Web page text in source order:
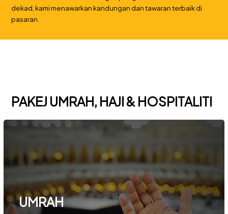
dekad, kami menawarkan kandungan dan tawaran terbaik di
pasaran.
PAKEJ UMRAH, HAJI & HOSPITALITI
UMRAH